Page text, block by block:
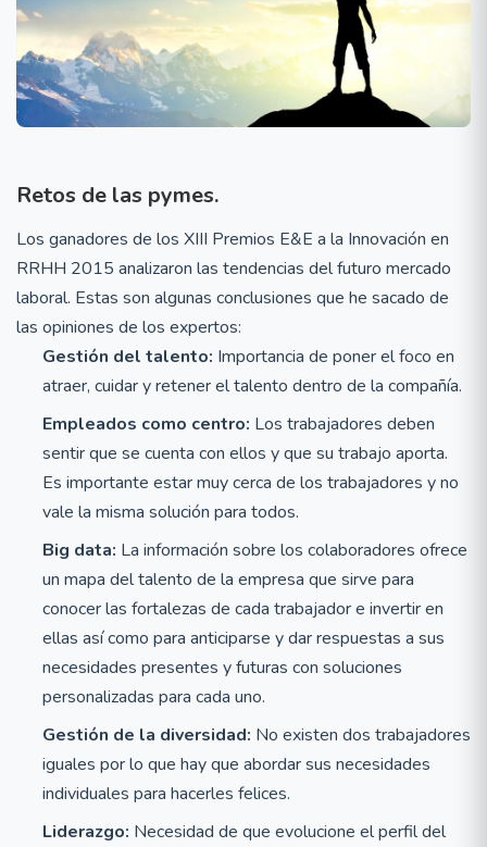
Retos de las pymes.
Los ganadores de los XIII Premios E&E a la Innovación en
RRHH 2015 analizaron las tendencias del futuro mercado
laboral. Estas son algunas conclusiones que he sacado de
las opiniones de los expertos:
Gestión del talento: Importancia de poner el foco en
atraer, cuidar y retener el talento dentro de la compañía.
Empleados como centro: Los trabajadores deben
sentir que se cuenta con ellos y que su trabajo aporta.
Es importante estar muy cerca de los trabajadores y no
vale la misma solución para todos.
Big data: La información sobre los colaboradores ofrece
un mapa del talento de la empresa que sirve para
conocer las fortalezas de cada trabajador e invertir en
ellas así como para anticiparse y dar respuestas a sus
necesidades presentes y futuras con soluciones
personalizadas para cada uno.
Gestión de la diversidad: No existen dos trabajadores
iguales por lo que hay que abordar sus necesidades
individuales para hacerles felices.
Liderazgo: Necesidad de que evolucione el perfil del